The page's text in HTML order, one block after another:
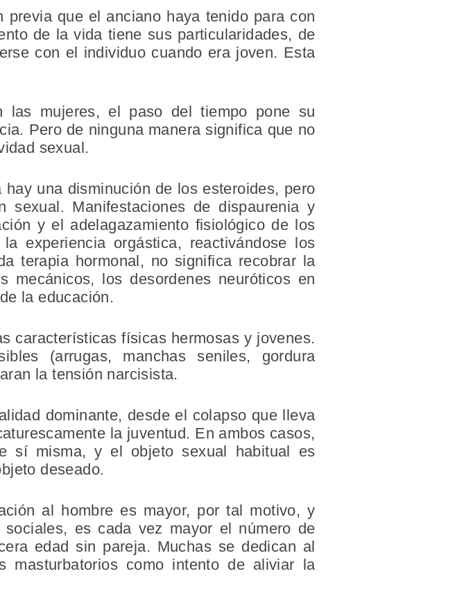
que el anciano haya tenido para con
de la vida tiene sus particularidades, de
con el individuo cuando era joven. Esta
las mujeres, el paso del tiempo pone su
Pero de ninguna manera significa que no
sexual.
una disminución de los esteroides, pero
Manifestaciones de dispaurenia y
y el adelagazamiento fisiológico de los
experiencia orgástica, reactivándose los
terapia hormonal, no significa recobrar la
los desordenes neuróticos en
la educación.
características físicas hermosas y jovenes.
(arrugas, manchas seniles, gordura
la tensión narcisista.
dominante, desde el colapso que lleva
la juventud. En ambos casos,
sí misma, y el objeto sexual habitual es
deseado.
al hombre es mayor, por tal motivo, y
es cada vez mayor el número de
edad sin pareja. Muchas se dedican al
masturbatorios como intento de aliviar la